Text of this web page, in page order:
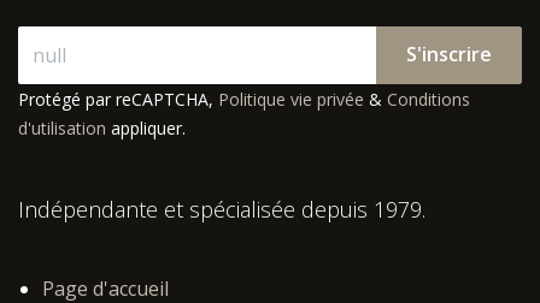
S'inscrire
Protégé par reCAPTCHA, Politique vie privée & Conditions
d'utilisation appliquer.
Indépendante et spécialisée depuis 1979.
Page d'accueil